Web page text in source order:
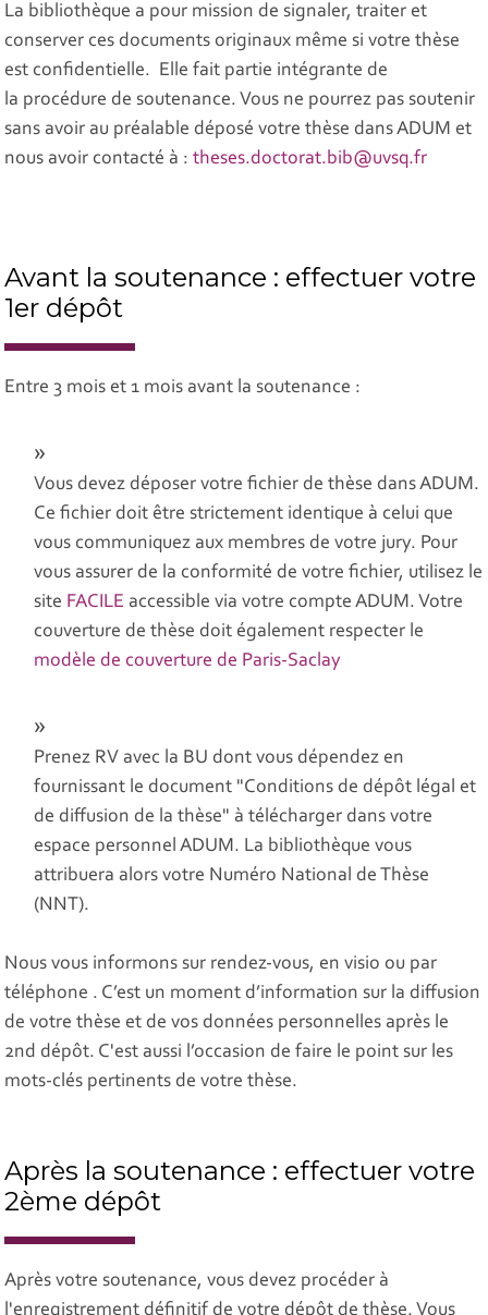
La bibliothèque a pour mission de signaler, traiter et
conserver ces documents originaux même si votre thèse
est confidentielle. Elle fait partie intégrante de
la procédure de soutenance. Vous ne pourrez pas soutenir
sans avoir au préalable déposé votre thèse dans ADUM et
nous avoir contacté à :theses.doctorat.bib@uvsq.fr
Avant la soutenance : effectuer votre
1er dépôt
Entre 3 mois et 1 mois avant la soutenance :
Vous devez déposer votre fichier de thèse dans ADUM.
Ce fichier doit être strictement identique à celui que
vous communiquez aux membres de votre jury. Pour
vous assurer de la conformité de votre fichier, utilisez le
site FACILE accessible via votre compte ADUM. Votre
couverture de thèse doit également respecter le
modèle de couverture de Paris-Saclay
Prenez RV avec la BU dont vous dépendez en
fournissant le document "Conditions de dépôt légal et
de diffusion de la thèse" à télécharger dans votre
espace personnel ADUM. La bibliothèque vous
attribuera alors votre Numéro National de Thèse
(NNT).
Nous vous informons sur rendez-vous, en visio ou par
téléphone . C’est un moment d’information sur la diffusion
de votre thèse et de vos données personnelles après le
2nd dépôt. C'est aussi l’occasion de faire le point sur les
mots-clés pertinents de votre thèse.
Après la soutenance : effectuer votre
2ème dépôt
Après votre soutenance, vous devez procéder à
l'enregistrement définitif de votre dépôt de thèse. Vous